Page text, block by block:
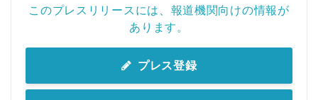
このプレスリリースには、報道機関向けの情報が
あります。
プレス登録